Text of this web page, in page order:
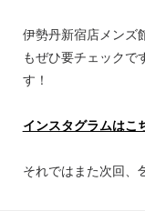
伊勢丹新宿店メンズ
もぜひ要チェックで
す！
インスタグラムはこ
それではまた次回、